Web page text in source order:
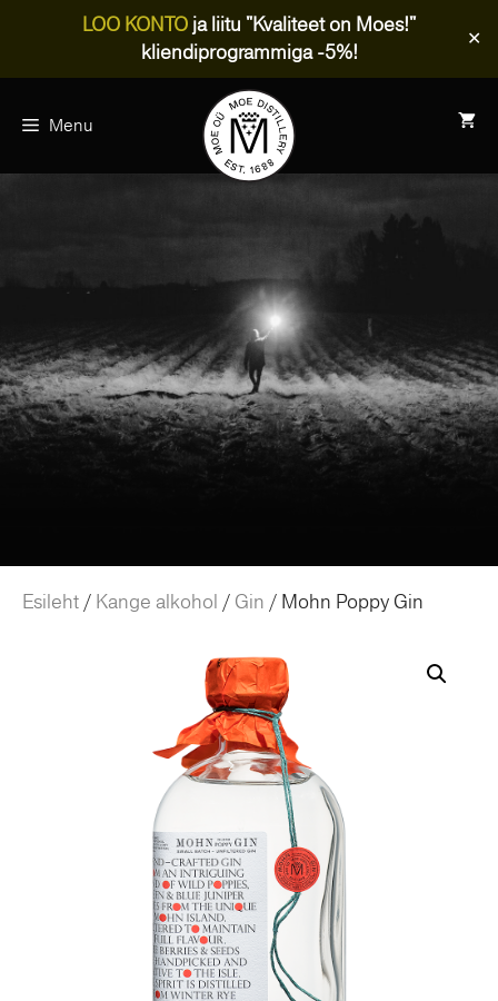
LOO KONTO ja liitu "Kvaliteet on Moes!"
kliendiprogrammiga -5%!
✕
Menu
Esileht / Kange alkohol / Gin / Mohn Poppy Gin